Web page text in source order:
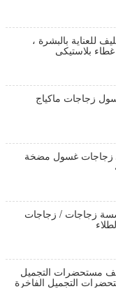
للعناية بالبشرة ،
بلاستيكي
زجاجات ماكياج
/ زجاجات غسول مضخة
زجاجات / زجاجات
مستحضرات التجميل
التجميل الفاخرة